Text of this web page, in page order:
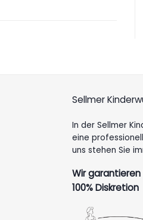
Sellmer
In der Sellmer
eine
uns stehen Sie
Wir garantieren
100% Diskretion